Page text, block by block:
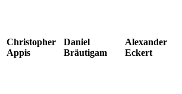
Christopher
Appis
Daniel
Bräutigam
Alexander
Eckert